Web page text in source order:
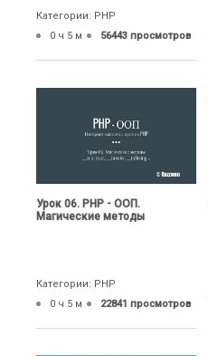
Категории: PHP
0 ч 5 м
56443 просмотров
Урок 06. PHP - ООП.
Магические методы
Категории: PHP
0 ч 5 м
22841 просмотров